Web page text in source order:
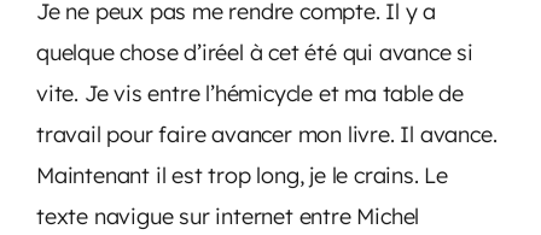
Je ne peux pas me rendre compte. Il y a
quelque chose d’iréel à cet été qui avance si
vite. Je vis entre l’hémicycle et ma table de
travail pour faire avancer mon livre. Il avance.
Maintenant il est trop long, je le crains. Le
texte navigue sur internet entre Michel